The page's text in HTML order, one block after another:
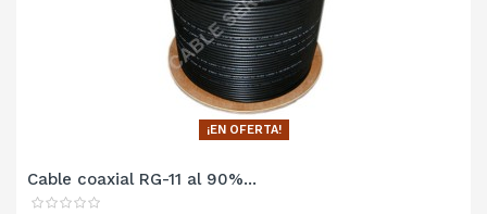
¡EN OFERTA!
Cable coaxial RG-11 al 90%...